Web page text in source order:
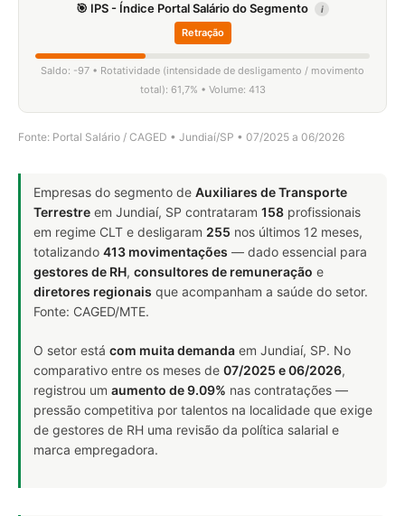
🎯 IPS - Índice Portal Salário do Segmento i
Retração
Saldo: -97 • Rotatividade (intensidade de desligamento / movimento
total): 61,7% • Volume: 413
Fonte: Portal Salário / CAGED • Jundiaí/SP • 07/2025 a 06/2026
Empresas do segmento de Auxiliares de Transporte
Terrestre em Jundiaí, SP contrataram 158 profissionais
em regime CLT e desligaram 255 nos últimos 12 meses,
totalizando 413 movimentações — dado essencial para
gestores de RH, consultores de remuneração e
diretores regionais que acompanham a saúde do setor.
Fonte: CAGED/MTE.
O setor está com muita demanda em Jundiaí, SP. No
comparativo entre os meses de 07/2025 e 06/2026,
registrou um aumento de 9.09% nas contratações —
pressão competitiva por talentos na localidade que exige
de gestores de RH uma revisão da política salarial e
marca empregadora.